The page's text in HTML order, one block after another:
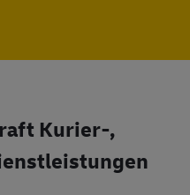
Kurier-,